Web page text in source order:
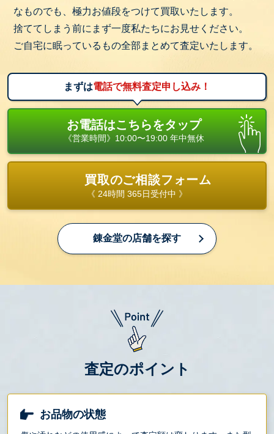
なものでも、極力お値段をつけて買取いたします。
捨ててしまう前にまず一度私たちにお見せください。
ご自宅に眠っているもの全部まとめて査定いたします。
まずは電話で無料査定申し込み！
お電話はこちらをタップ
《営業時間》10:00〜19:00 年中無休
買取のご相談フォーム
《 24時間 365日受付中 》
錬金堂の店舗を探す
査定のポイント
お品物の状態